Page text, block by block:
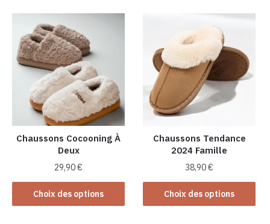
Chaussons Cocooning À
Deux
29,90€
Choix des options
Ce
produit
Chaussons Tendance
2024 Famille
38,90€
Choix des options
Ce
produit